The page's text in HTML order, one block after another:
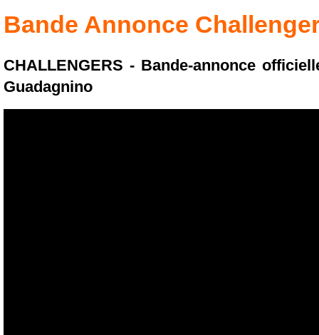
Bande Annonce
CHALLENGERS - Bande-annonce
Guadagnino